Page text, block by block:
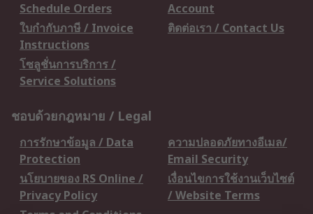
Schedule Orders
Account
ใบกำกับภาษี / Invoice
Instructions
ติดต่อเรา / Contact Us
โซลูชั่นการบริการ /
Service Solutions
ชอบด้วยกฎหมาย / Legal
การรักษาข้อมูล / Data
Protection
ความปลอดภัยทางอีเมล/
Email Security
นโยบายของ RS Online /
Privacy Policy
เงื่อนไขการใช้งานเว็บไซต์
/ Website Terms